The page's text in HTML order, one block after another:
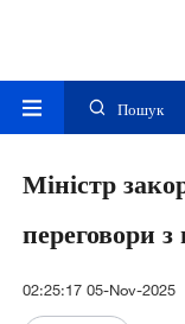
Пошук
Міністр
переговори
02:25:17 05-Nov-2025